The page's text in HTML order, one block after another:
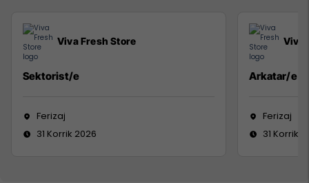
Viva Fresh Store
Sektorist/e
Ferizaj
31 Korrik 2026
Viva
Arkatar/e
Ferizaj
31 Korrik